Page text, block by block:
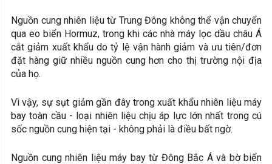
Nguồn cung nhiên liệu từ Trung Đông không thể vận chuyển
qua eo biển Hormuz, trong khi các nhà máy lọc dầu châu Á
cắt giảm xuất khẩu do tỷ lệ vận hành giảm và ưu tiên/đơn
đặt hàng giữ nhiều nguồn cung hơn cho thị trường nội địa
của họ.
Vì vậy, sự sụt giảm gần đây trong xuất khẩu nhiên liệu máy
bay toàn cầu - loại nhiên liệu chịu áp lực lớn nhất trong cú
sốc nguồn cung hiện tại - không phải là điều bất ngờ.
Nguồn cung nhiên liệu máy bay từ Đông Bắc Á và bờ biển